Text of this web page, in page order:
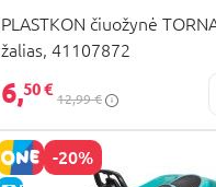
PLASTKON čiuožynė
žalias, 41107872
6,50 €
12,99 €
-20%